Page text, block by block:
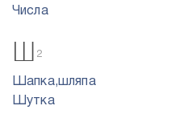
Числа
Ш 2
Шапка,шляпа
Шутка